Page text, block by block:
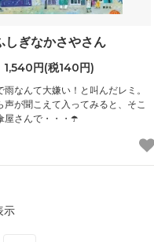
しぎなかさやさん
1,540円(税140円)
なんて大嫌い！と叫んだレミ。
声が聞こえて入ってみると、そこ
屋さんで・・・☂️
示